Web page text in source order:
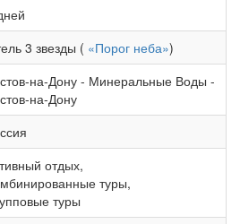
3 звезды ( «Порог неба»)
на-Дону - Минеральные Воды -
на-Дону
отдых,
туры,
туры